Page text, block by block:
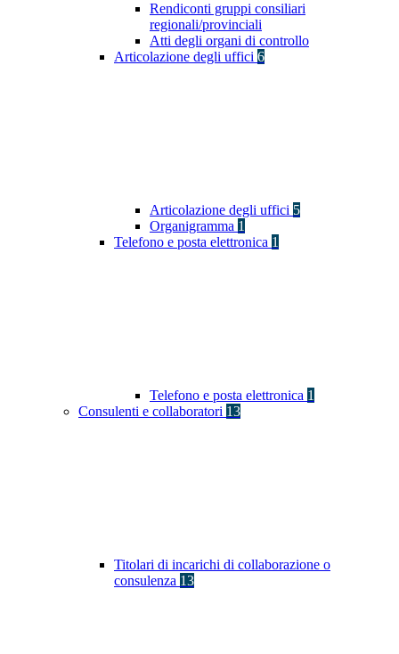
Rendiconti gruppi consiliari
regionali/provinciali
Atti degli organi di controllo
Articolazione degli uffici 6
Articolazione degli uffici 5
Organigramma 1
Telefono e posta elettronica 1
Telefono e posta elettronica 1
Consulenti e collaboratori 13
Titolari di incarichi di collaborazione o
consulenza 13